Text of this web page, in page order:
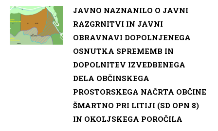
JAVNO NAZNANILO O JAVNI
RAZGRNITVI IN JAVNI
OBRAVNAVI DOPOLNJENEGA
OSNUTKA SPREMEMB IN
DOPOLNITEV IZVEDBENEGA
DELA OBČINSKEGA
PROSTORSKEGA NAČRTA OBČINE
ŠMARTNO PRI LITIJI (SD OPN 8)
IN OKOLJSKEGA POROČILA